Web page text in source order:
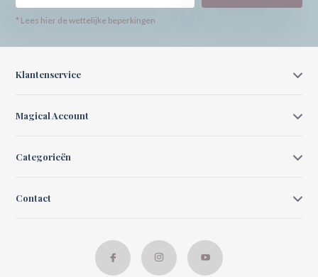
* Lees hier de wettelijke beperkingen
Klantenservice
Magical Account
Categorieën
Contact